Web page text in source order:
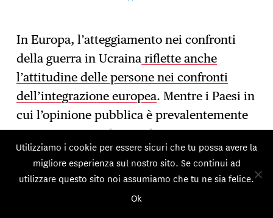
In Europa, l’atteggiamento nei confronti
della guerra in Ucraina riflette anche
l’attitudine delle persone nei confronti
dell’integrazione europea. Mentre i Paesi in
cui l’opinione pubblica è prevalentemente
pro–europea tendono a disapprovare
maggiormente la politica di assistenza a
Kiev, esiste anche una correlazione negli
Utilizziamo i cookie per essere sicuri che tu possa avere la
migliore esperienza sul nostro sito. Se continui ad
utilizzare questo sito noi assumiamo che tu ne sia felice.
Ok